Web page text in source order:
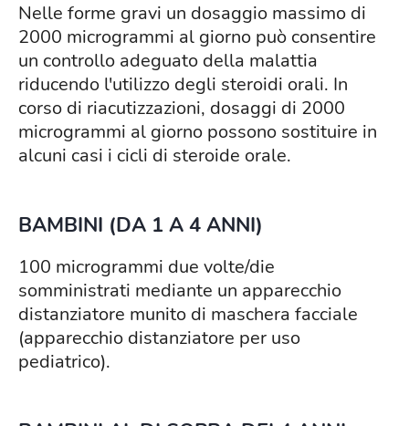
Nelle forme gravi un dosaggio massimo di
2000 microgrammi al giorno può consentire
un controllo adeguato della malattia
riducendo l'utilizzo degli steroidi orali. In
corso di riacutizzazioni, dosaggi di 2000
microgrammi al giorno possono sostituire in
alcuni casi i cicli di steroide orale.
BAMBINI (DA 1 A 4 ANNI)
100 microgrammi due volte/die
somministrati mediante un apparecchio
distanziatore munito di maschera facciale
(apparecchio distanziatore per uso
pediatrico).